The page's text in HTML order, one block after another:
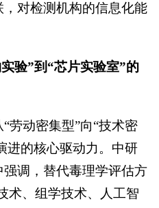
对检测机构的信息化能
验”到“芯片实验室”的
劳动密集型”向“技术密
进的核心驱动力。中研
调，替代毒理学评估方
术、组学技术、人工智